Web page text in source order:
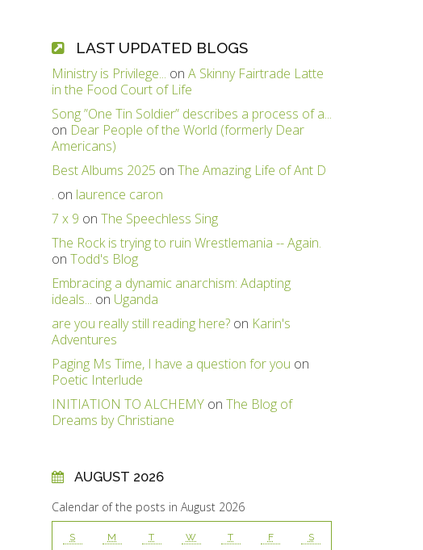
LAST UPDATED BLOGS
Ministry is Privilege... onA Skinny Fairtrade Latte
in the Food Court of Life
Song ”One Tin Soldier” describes a process of a...
on Dear People of the World (formerly Dear
Americans)
Best Albums 2025 onThe Amazing Life of Ant D
. on laurence caron
7 x 9 onThe Speechless Sing
The Rock is trying to ruin Wrestlemania -- Again.
onTodd's Blog
Embracing a dynamic anarchism: Adapting
ideals... on Uganda
are you really still reading here? on Karin's
Adventures
Paging Ms Time, I have a question for you on
Poetic Interlude
INITIATION TO ALCHEMY onThe Blog of
Dreams by Christiane
AUGUST 2026
Calendar of the posts in August 2026
S M T W T F S